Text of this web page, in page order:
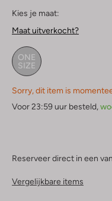
Kies je maat:
Maat uitverkocht?
ONE
SIZE
Sorry, dit item is
Voor 23:59 uur besteld,
Reserveer direct in een
Vergelijkbare items